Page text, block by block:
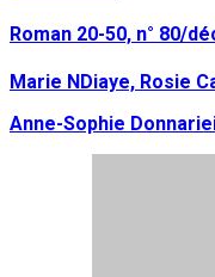
Roman 20-50, n° 80/
Marie NDiaye, Rosie
Anne-Sophie